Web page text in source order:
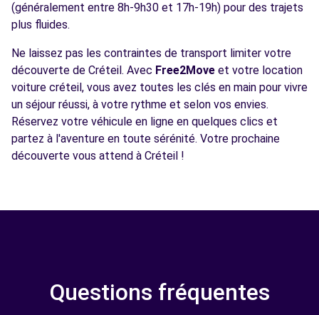
(généralement entre 8h-9h30 et 17h-19h) pour des trajets
plus fluides.
Ne laissez pas les contraintes de transport limiter votre
découverte de Créteil. Avec Free2Move et votre location
voiture créteil, vous avez toutes les clés en main pour vivre
un séjour réussi, à votre rythme et selon vos envies.
Réservez votre véhicule en ligne en quelques clics et
partez à l'aventure en toute sérénité. Votre prochaine
découverte vous attend à Créteil !
Questions fréquentes